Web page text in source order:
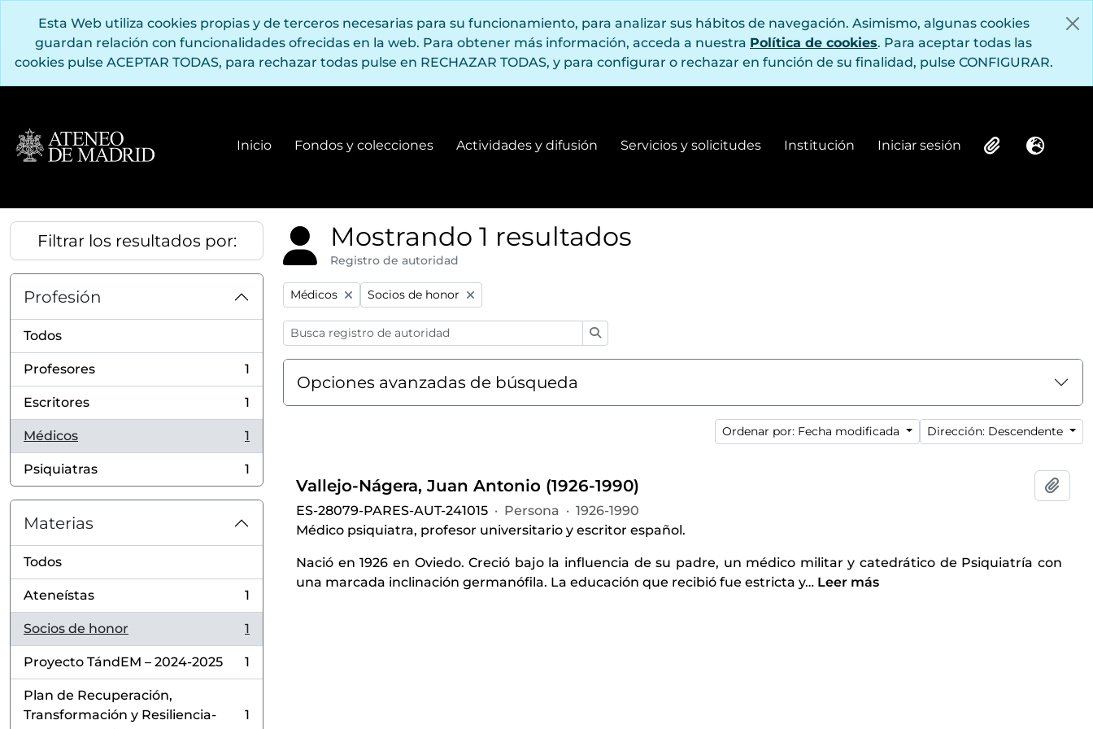
Esta Web utiliza cookies propias y de terceros necesarias para su funcionamiento, para analizar sus hábitos de navegación. Asimismo, algunas cookies
guardan relación con funcionalidades ofrecidas en la web. Para obtener más información, acceda a nuestra Política de cookies. Para aceptar todas las
cookies pulse ACEPTAR TODAS, para rechazar todas pulse en RECHAZAR TODAS, y para configurar o rechazar en función de su finalidad, pulse CONFIGURAR.
Inicio Fondos y colecciones
Fondos y colecciones
Actividades y difusión
Actividades y difusión
Servicios y solicitudes Institución
Institución
Iniciar sesión
Iniciar sesión ClipboardIdioma
Filtrar los resultados por:
Profesión
Todos
Profesores
, 1 resultados
1
Escritores
, 1 resultados
1
Médicos
, 1 resultados
1
Psiquiatras
, 1 resultados
1
Materias
Todos
Ateneístas
, 1 resultados
1
Socios de honor
, 1 resultados
1
Proyecto TándEM – 2024-2025
, 1 resultados
1
Plan de Recuperación,
Transformación y Resiliencia-
, 1 resultados
1
Mostrando 1 resultados
Registro de autoridad
Remove filter:
Médicos Remove filter:
Socios de honor
Opciones avanzadas de búsqueda
Ordenar por: Fecha modificada Dirección: Descendente
Vallejo-Nágera, Juan Antonio (1926-1990)
ES-28079-PARES-AUT-241015 · Persona · 1926-1990
Médico psiquiatra, profesor universitario y escritor español.
Nació en 1926 en Oviedo. Creció bajo la influencia de su padre, un médico militar y catedrático de Psiquiatría con
una marcada inclinación germanófila. La educación que recibió fue estricta y… Leer más